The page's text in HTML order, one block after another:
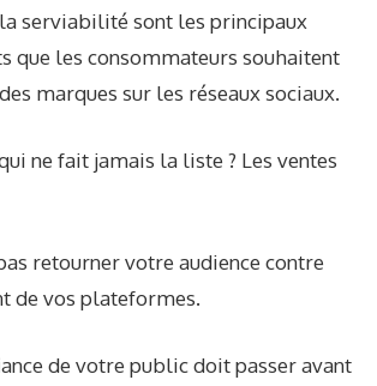
serviabilité sont les principaux
que les consommateurs souhaitent
marques sur les réseaux sociaux.
ne fait jamais la liste ? Les ventes
retourner votre audience contre
de vos plateformes.
de votre public doit passer avant